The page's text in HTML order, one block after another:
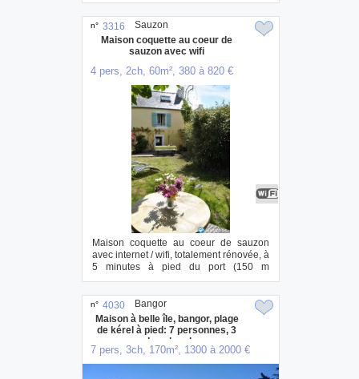
n° 3316
Maison coquette au coeur de
sauzon avec wifi
4 pers, 2ch, 60m², 380 à 820 €
Maison coquette au coeur de sauzon
avec internet / wifi, totalement rénovée, à
5 minutes à pied du port (150 m
environ)....
Sauzon
n° 4030
Maison à belle île, bangor, plage
de kérel à pied: 7 personnes, 3
grandes chambres
7 pers, 3ch, 170m², 1300 à 2000 €
Bangor